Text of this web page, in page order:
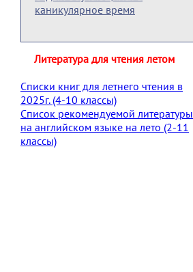
каникулярное время
Литература для чтения летом
Списки книг для летнего чтения в
2025г. (4-10 классы)
Список рекомендуемой литературы
на английском языке на лето (2-11
классы)